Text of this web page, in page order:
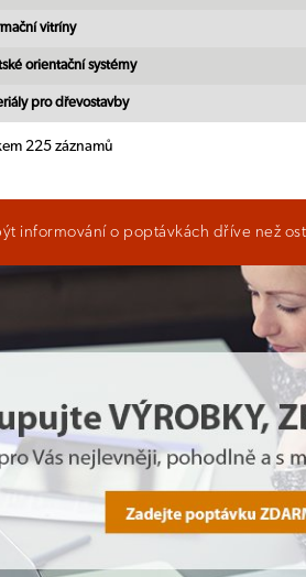
vitríny
orientační systémy
pro dřevostavby
225 záznamů
informování o poptávkách dříve než